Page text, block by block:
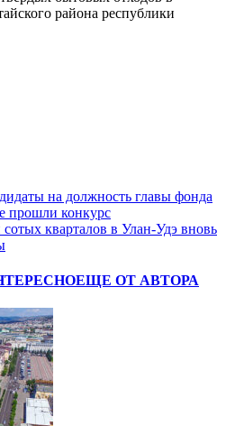
района республики
на должность главы фонда
прошли конкурс
кварталов в Улан-Удэ вновь
ЕЩЕ ОТ АВТОРА